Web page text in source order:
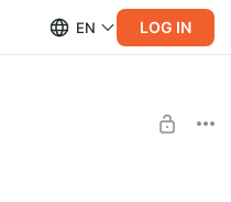
EN LOG IN